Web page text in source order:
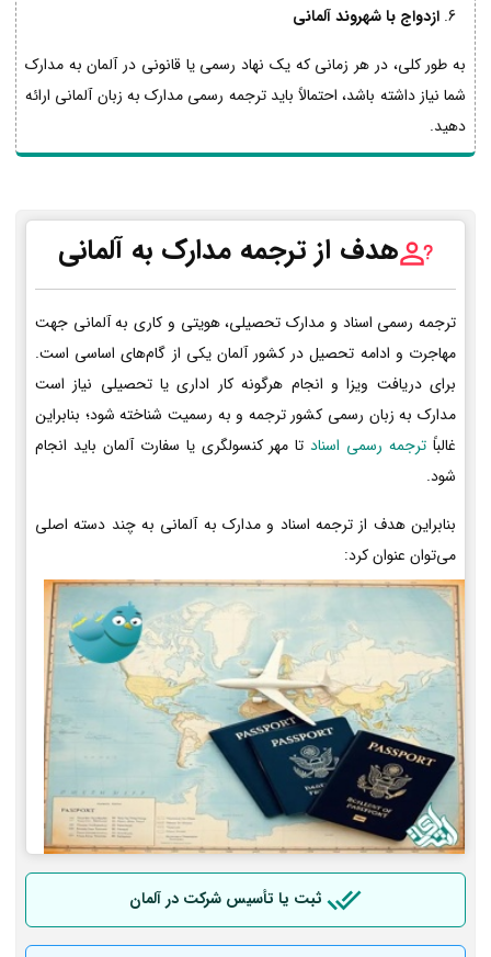
ازدواج با شهروند آلمانی
به طور کلی، در هر زمانی که یک نهاد رسمی یا قانونی در آلمان به مدارک
شما نیاز داشته باشد، احتمالاً باید ترجمه رسمی مدارک به زبان آلمانی ارائه
دهید.
هدف از ترجمه مدارک به آلمانی
ترجمه رسمی اسناد و مدارک تحصیلی، هویتی و کاری به آلمانی جهت
مهاجرت و ادامه تحصیل در کشور آلمان یکی از گام‌های اساسی است.
برای دریافت ویزا و انجام هرگونه کار اداری یا تحصیلی نیاز است
مدارک به زبان رسمی کشور ترجمه و به رسمیت شناخته شود؛ بنابراین
غالباً ترجمه رسمی اسنادتا مهر کنسولگری یا سفارت آلمان باید انجام
شود.
بنابراین هدف از ترجمه اسناد و مدارک به آلمانی به چند دسته اصلی
می‌توان عنوان کرد:
ثبت یا تأسیس شرکت در آلمان